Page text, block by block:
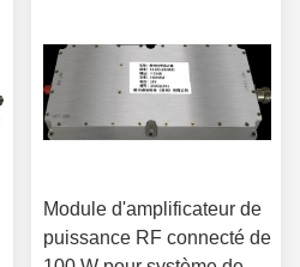
Module d'amplificateur de
puissance RF connecté de